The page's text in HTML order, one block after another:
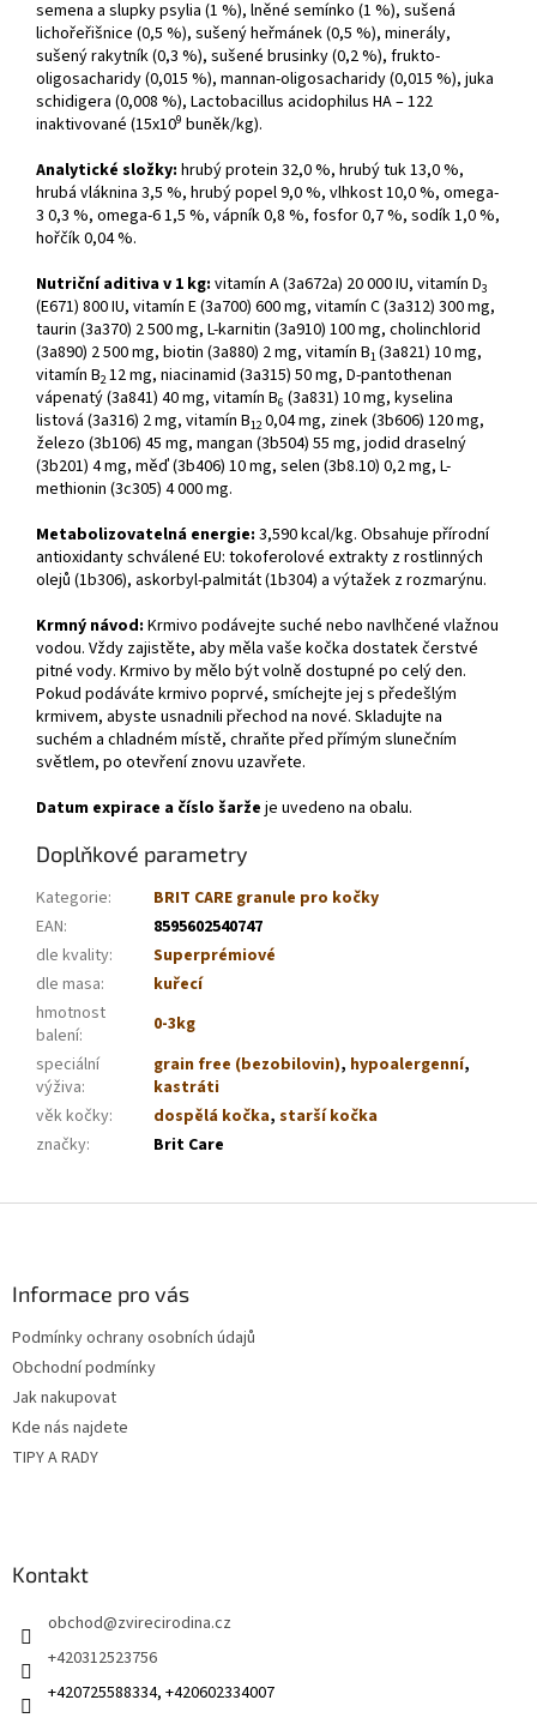
semena a slupky psylia (1 %), lněné semínko (1 %), sušená
lichořeřišnice (0,5 %), sušený heřmánek (0,5 %), minerály,
sušený rakytník (0,3 %), sušené brusinky (0,2 %), frukto-
oligosacharidy (0,015 %), mannan-oligosacharidy (0,015 %), juka
schidigera (0,008 %), Lactobacillus acidophilus HA – 122
inaktivované (15x109 buněk/kg).
Analytické složky: hrubý protein 32,0 %, hrubý tuk 13,0 %,
hrubá vláknina 3,5 %, hrubý popel 9,0 %, vlhkost 10,0 %, omega-
3 0,3 %, omega-6 1,5 %, vápník 0,8 %, fosfor 0,7 %, sodík 1,0 %,
hořčík 0,04 %.
Nutriční aditiva v 1 kg: vitamín A (3a672a) 20 000 IU, vitamín D3
(E671) 800 IU, vitamín E (3a700) 600 mg, vitamín C (3a312) 300 mg,
taurin (3a370) 2 500 mg, L-karnitin (3a910) 100 mg, cholinchlorid
(3a890) 2 500 mg, biotin (3a880) 2 mg, vitamín B1(3a821) 10 mg,
vitamín B212 mg, niacinamid (3a315) 50 mg, D-pantothenan
vápenatý (3a841) 40 mg, vitamín B6 (3a831) 10 mg, kyselina
listová (3a316) 2 mg, vitamín B120,04 mg, zinek (3b606) 120 mg,
železo (3b106) 45 mg, mangan (3b504) 55 mg, jodid draselný
(3b201) 4 mg, měď (3b406) 10 mg, selen (3b8.10) 0,2 mg, L-
methionin (3c305) 4 000 mg.
Metabolizovatelná energie: 3,590 kcal/kg. Obsahuje přírodní
antioxidanty schválené EU: tokoferolové extrakty z rostlinných
olejů (1b306), askorbyl-palmitát (1b304) a výtažek z rozmarýnu.
Krmný návod: Krmivo podávejte suché nebo navlhčené vlažnou
vodou. Vždy zajistěte, aby měla vaše kočka dostatek čerstvé
pitné vody. Krmivo by mělo být volně dostupné po celý den.
Pokud podáváte krmivo poprvé, smíchejte jej s předešlým
krmivem, abyste usnadnili přechod na nové. Skladujte na
suchém a chladném místě, chraňte před přímým slunečním
světlem, po otevření znovu uzavřete.
Datum expirace a číslo šarže je uvedeno na obalu.
Doplňkové parametry
Kategorie:
BRIT CARE granule pro kočky
EAN:
8595602540747
dle kvality:
Superprémiové
dle masa:
kuřecí
hmotnost
balení:
0-3kg
speciální
výživa:
grain free (bezobilovin), hypoalergenní,
kastráti
věk kočky: dospělá kočka, starší kočka
značky: Brit Care
Informace pro vás
Podmínky ochrany osobních údajů
Obchodní podmínky
Jak nakupovat
Kde nás najdete
TIPY A RADY
Kontakt
obchod@zvirecirodina.cz
+420312523756
+420725588334, +420602334007